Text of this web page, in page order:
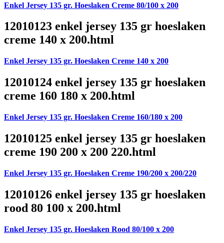
Enkel Jersey 135 gr. Hoeslaken Creme 80/100 x 200
12010123 enkel jersey 135 gr hoeslaken
creme 140 x 200.html
Enkel Jersey 135 gr. Hoeslaken Creme 140 x 200
12010124 enkel jersey 135 gr hoeslaken
creme 160 180 x 200.html
Enkel Jersey 135 gr. Hoeslaken Creme 160/180 x 200
12010125 enkel jersey 135 gr hoeslaken
creme 190 200 x 200 220.html
Enkel Jersey 135 gr. Hoeslaken Creme 190/200 x 200/220
12010126 enkel jersey 135 gr hoeslaken
rood 80 100 x 200.html
Enkel Jersey 135 gr. Hoeslaken Rood 80/100 x 200